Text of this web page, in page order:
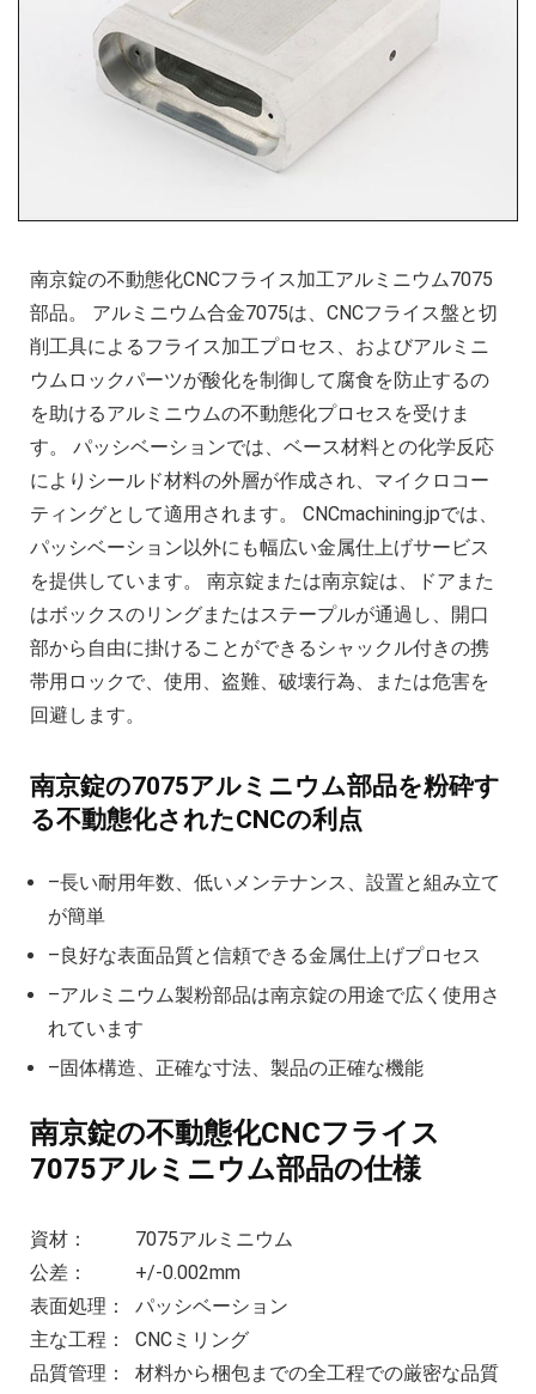
南京錠の不動態化CNCフライス加工アルミニウム7075
部品。 アルミニウム合金7075は、CNCフライス盤と切
削工具によるフライス加工プロセス、およびアルミニ
ウムロックパーツが酸化を制御して腐食を防止するの
を助けるアルミニウムの不動態化プロセスを受けま
す。 パッシベーションでは、ベース材料との化学反応
によりシールド材料の外層が作成され、マイクロコー
ティングとして適用されます。 CNCmachining.jpでは、
パッシベーション以外にも幅広い金属仕上げサービス
を提供しています。 南京錠または南京錠は、ドアまた
はボックスのリングまたはステープルが通過し、開口
部から自由に掛けることができるシャックル付きの携
帯用ロックで、使用、盗難、破壊行為、または危害を
回避します。
南京錠の7075アルミニウム部品を粉砕す
る不動態化されたCNCの利点
–長い耐用年数、低いメンテナンス、設置と組み立て
が簡単
–良好な表面品質と信頼できる金属仕上げプロセス
–アルミニウム製粉部品は南京錠の用途で広く使用さ
れています
–固体構造、正確な寸法、製品の正確な機能
南京錠の不動態化CNCフライス
7075アルミニウム部品の仕様
資材：
7075アルミニウム
公差：
+/-0.002mm
表面処理：
パッシベーション
主な工程：
CNCミリング
品質管理：
材料から梱包までの全工程での厳密な品質